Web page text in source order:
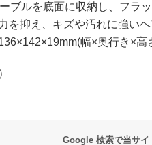
ブルを底面に収納し、フラ
を抑え、キズや汚れに強い
幅×奥行き×高
Google 検索で当サイ